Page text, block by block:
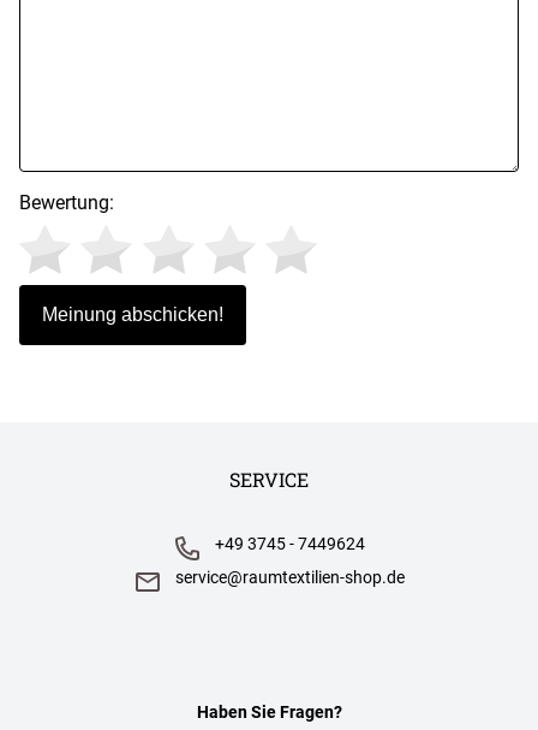
Bewertung:
SERVICE
Haben Sie Fragen?
+49 3745 - 7449624
service@raumtextilien-shop.de